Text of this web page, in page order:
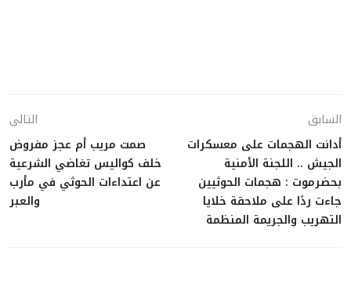
السابق
أدانت الهجمات على معسكرات
الجيش .. اللجنة الأمنية
بحضرموت : هجمات الحوثيين
جاءت ردًا على ملاحقة خلايا
التهريب والجريمة المنظمة
التالي
صمت مريب أم عجز مفروض
خلف كواليس تغاضي الشرعية
عن اعتداءات الحوثي في مأرب
والعبر